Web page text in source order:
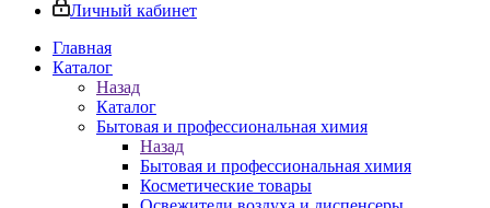
Личный кабинет
Главная
Каталог
Назад
Каталог
Бытовая и профессиональная химия
Назад
Бытовая и профессиональная химия
Косметические товары